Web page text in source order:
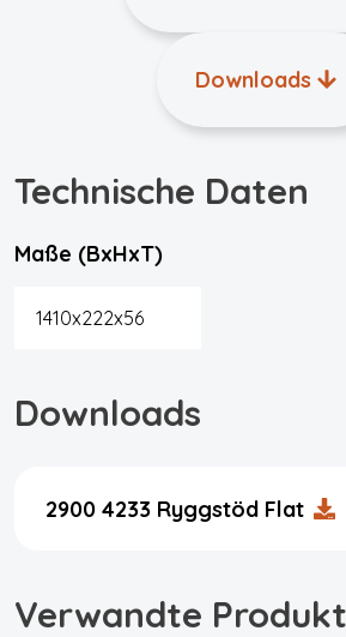
Downloads
Technische Daten
Maße (BxHxT)
1410x222x56
Downloads
2900 4233 Ryggstöd Flat
Verwandte